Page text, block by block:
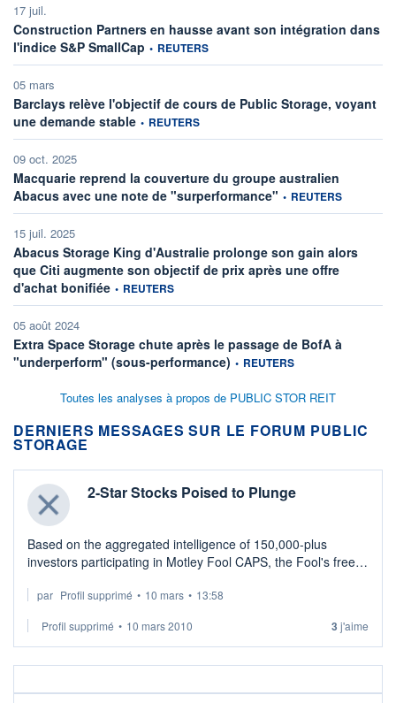
17 juil.
Construction Partners en hausse avant son intégration dans
l'indice S&P SmallCap information fournie par
• REUTERS
05 mars
Barclays relève l'objectif de cours de Public Storage, voyant
une demande stable information fournie par
• REUTERS
09 oct. 2025
Macquarie reprend la couverture du groupe australien
Abacus avec une note de "surperformance" information fournie par
• REUTERS
15 juil. 2025
Abacus Storage King d'Australie prolonge son gain alors
que Citi augmente son objectif de prix après une offre
d'achat bonifiée information fournie par
• REUTERS
05 août 2024
Extra Space Storage chute après le passage de BofA à
"underperform" (sous-performance) information fournie par
• REUTERS
Toutes les analyses à propos de PUBLIC STOR REIT
DERNIERS MESSAGES SUR LE FORUM PUBLIC
STORAGE
2-Star Stocks Poised to Plunge
Based on the aggregated intelligence of 150,000-plus
investors participating in Motley Fool CAPS, the Fool's free
(NYSE: PSA) has received a ...
par Profil supprimé • 10 mars • 13:58
Profil supprimé • 10 mars 2010 3 j'aime